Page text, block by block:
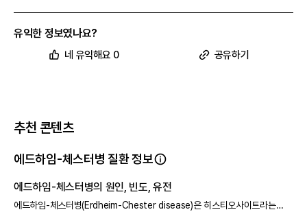
유익한 정보였나요?
네 유익해요 0 공유하기
추천 콘텐츠
에드하임-체스터병 질환 정보
에드하임-체스터병의 원인, 빈도, 유전
에드하임-체스터병(Erdheim-Chester disease)은 히스티오사이트라는